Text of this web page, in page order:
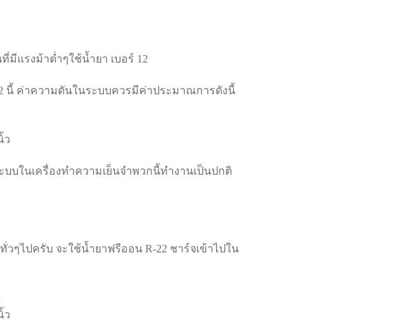
มีแรงม้าต่ำๆใช้น้ำยา เบอร์ 12
นี้ ค่าความดันในระบบควรมีค่าประมาณการดังนี้
ว
บในเครื่องทำความเย็นจำพวกนี้ทำงานเป็นปกติ
ๆไปครับ จะใช้น้ำยาฟรีออน R-22 ชาร์จเข้าไปใน
ว